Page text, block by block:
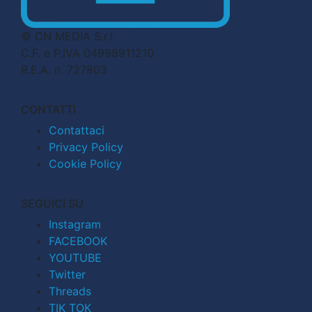
© CN MEDIA S.r.l.
C.F. e P.IVA 04998911210
R.E.A. n. 727803
CONTATTI
Contattaci
Privacy Policy
Cookie Policy
SEGUICI SU
Instagram
FACEBOOK
YOUTUBE
Twitter
Threads
TIK TOK